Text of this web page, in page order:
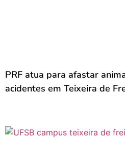
PRF atua para afastar
acidentes em Teixeira de